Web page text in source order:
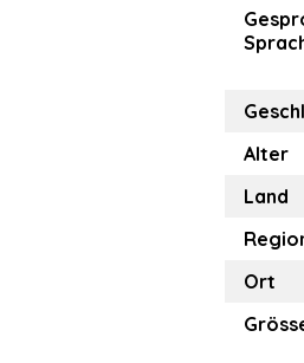
Alter
Land
Ort